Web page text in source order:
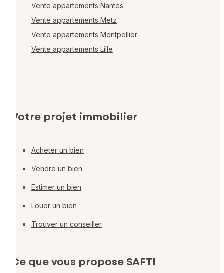
Vente appartements Nantes
Vente appartements Metz
Vente appartements Montpellier
Vente appartements Lille
Votre projet immobilier
Acheter un bien
Vendre un bien
Estimer un bien
Louer un bien
Trouver un conseiller
Ce que vous propose SAFTI